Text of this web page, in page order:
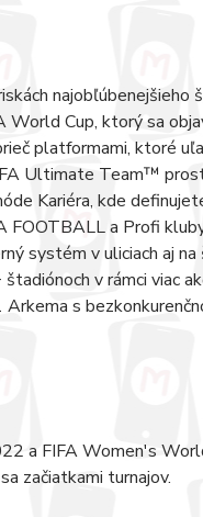
najobľúbenejšieho
World Cup, ktorý sa
platformami, ktoré
Ultimate Team™
Kariéra, kde
FOOTBALL a Profi
systém v uliciach aj na
v rámci viac
s
a FIFA Women's
začiatkami turnajov.